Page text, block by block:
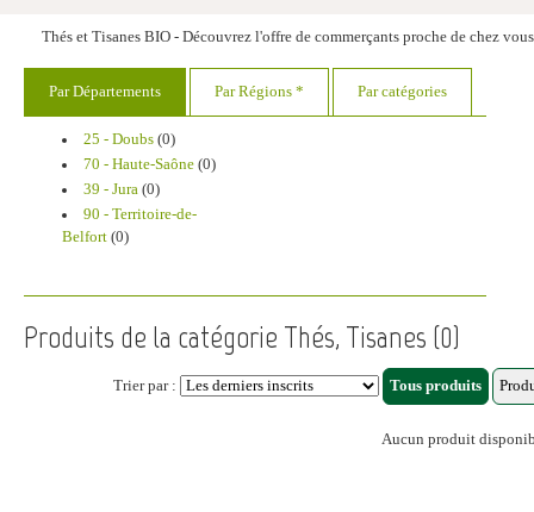
Thés et Tisanes BIO - Découvrez l'offre de commerçants proche de chez
Par Départements Par Régions * Par catégories
25 - Doubs(0)
70 - Haute-Saône(0)
39 - Jura(0)
90 - Territoire-de-
Belfort (0)
Produits de la catégorie Thés, Tisanes (0)
Trier par :
Aucun produit